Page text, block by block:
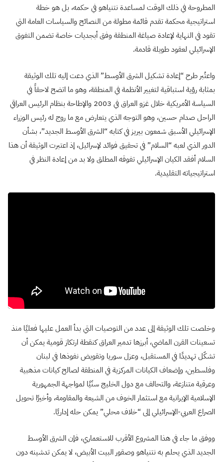
المطروحة في ذلك الوقت لمساعدة نتنياهو في حكمه، بل هو خطة
استراتيجية محكمة تقدم قائمة مطولة من النصائح والسياسات العامة التي
تقود في النهاية لإعادة صياغة المنطقة وفق أبجديات خاصة تضمن التفوق
الإسرائيلي لعقود طويلة قادمة.
واعتُبر طرح “إعادة تشكيل الشرق الأوسط” الذي دعت إليه تلك الوثيقة
بمثابة رؤية استباقية لتغيير الأنظمة في المنطقة، وهو ما اتضح لاحقاً في
السياسة الأمريكية خلال غزو العراق في 2003 والإطاحة بنظام الرئيس العراقي
الراحل صدام حسين، وهو التوجه الذي يتعارض مع ما روج له رئيس الوزراء
الإسرائيلي الأسبق شمعون بيريز في كتابه “الشرق الأوسط الجديد”، بشأن
الدور الذي لعبه “السلام” في تحقيق فوائد لإسرائيل، إذ اعتبرت الوثيقة أن هذا
السلام أفقد الكيان الإسرائيلي تفوقه المطلق ولا بد من إعادة النظر في
استراتيجياته التقليدية.
وخلصت تلك الوثيقة إلى عدد من التوصيات التي بدأ العمل عليها فعليًا منذ
تسعينات القرن الماضي، أبرزها تدمير العراق كنقطة ارتكاز قومية يمكن أن
تشكّل تهديدًا في المستقبل، وعزل سوريا وتقويض نفوذها في لبنان
وفلسطين، وإضعاف الكيانات المركزية في المنطقة لصالح كيانات مذهبية
وعرقية متنازعة، والتحالف مع دول الخليج سنّيًا لمواجهة الجمهورية
الإسلامية الإيرانية مع استثمار الخوف من الشيعة والمقاومة، وأخيرًا تحويل
الصراع العربي-الإسرائيلي إلى “خلاف محلي” يمكن حله إداريًا.
ووفق ما جاء في هذا المشروع الأقرب للاستعماري، فإن الشرق الأوسط
الجديد الذي يحلم به نتنياهو وصقور البيت الأبيض، لا يمكن تدشينه دون